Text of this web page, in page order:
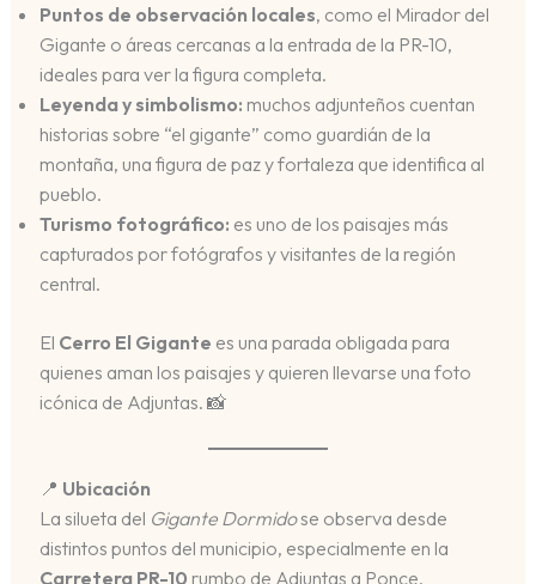
Puntos de observación locales, como el Mirador del
Gigante o áreas cercanas a la entrada de la PR-10,
ideales para ver la figura completa.
Leyenda y simbolismo: muchos adjunteños cuentan
historias sobre “el gigante” como guardián de la
montaña, una figura de paz y fortaleza que identifica al
pueblo.
Turismo fotográfico: es uno de los paisajes más
capturados por fotógrafos y visitantes de la región
central.
El Cerro El Gigante es una parada obligada para
quienes aman los paisajes y quieren llevarse una foto
icónica de Adjuntas. 📸
📍 Ubicación
La silueta del Gigante Dormidose observa desde
distintos puntos del municipio, especialmente en la
Carretera PR-10 rumbo de Adjuntas a Ponce.